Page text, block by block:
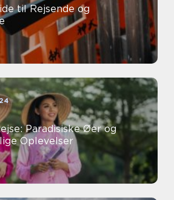
til Rejsende og
Paradisiske Øer og
Oplevelser